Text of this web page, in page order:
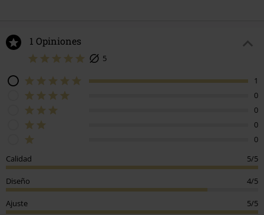
1 Opiniones
5
1
0
0
0
0
Calidad
5/5
Diseño 4/5
Ajuste 5/5